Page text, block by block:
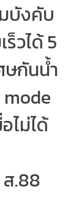
บังคับ
วได้ 5
กันน้ำ
mode
ไม่ได้
ส.88